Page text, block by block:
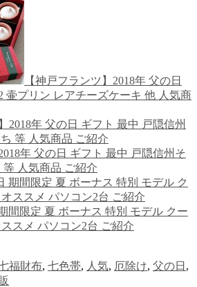
【神戸フランツ】2018年 父の日
壷プリン レアチーズケーキ 他 人気商
年 父の日 ギフト 最中 戸隠信州そ
人気商品 ご紹介
間限定 夏 ボーナス 特別 モデル クー
スメ パソコン2台 ご紹介
福財布, 七色帯, 人気, 厄除け, 父の日 ,